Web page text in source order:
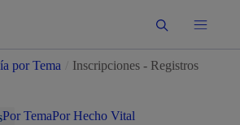
Buscar
por Tema Inscripciones - Registros
Por TemaPor Hecho Vital